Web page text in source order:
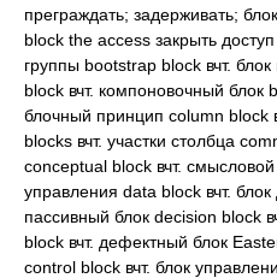
преграждать; задерживать;
block the access закрыть
группы bootstrap block вчт.
block вчт. компоновочный блок
блочный принцип column block
blocks вчт. участки столбца
conceptual block вчт.
управления data block вчт.
пассивный блок decision block
block вчт. дефектный блок
control block вчт. блок